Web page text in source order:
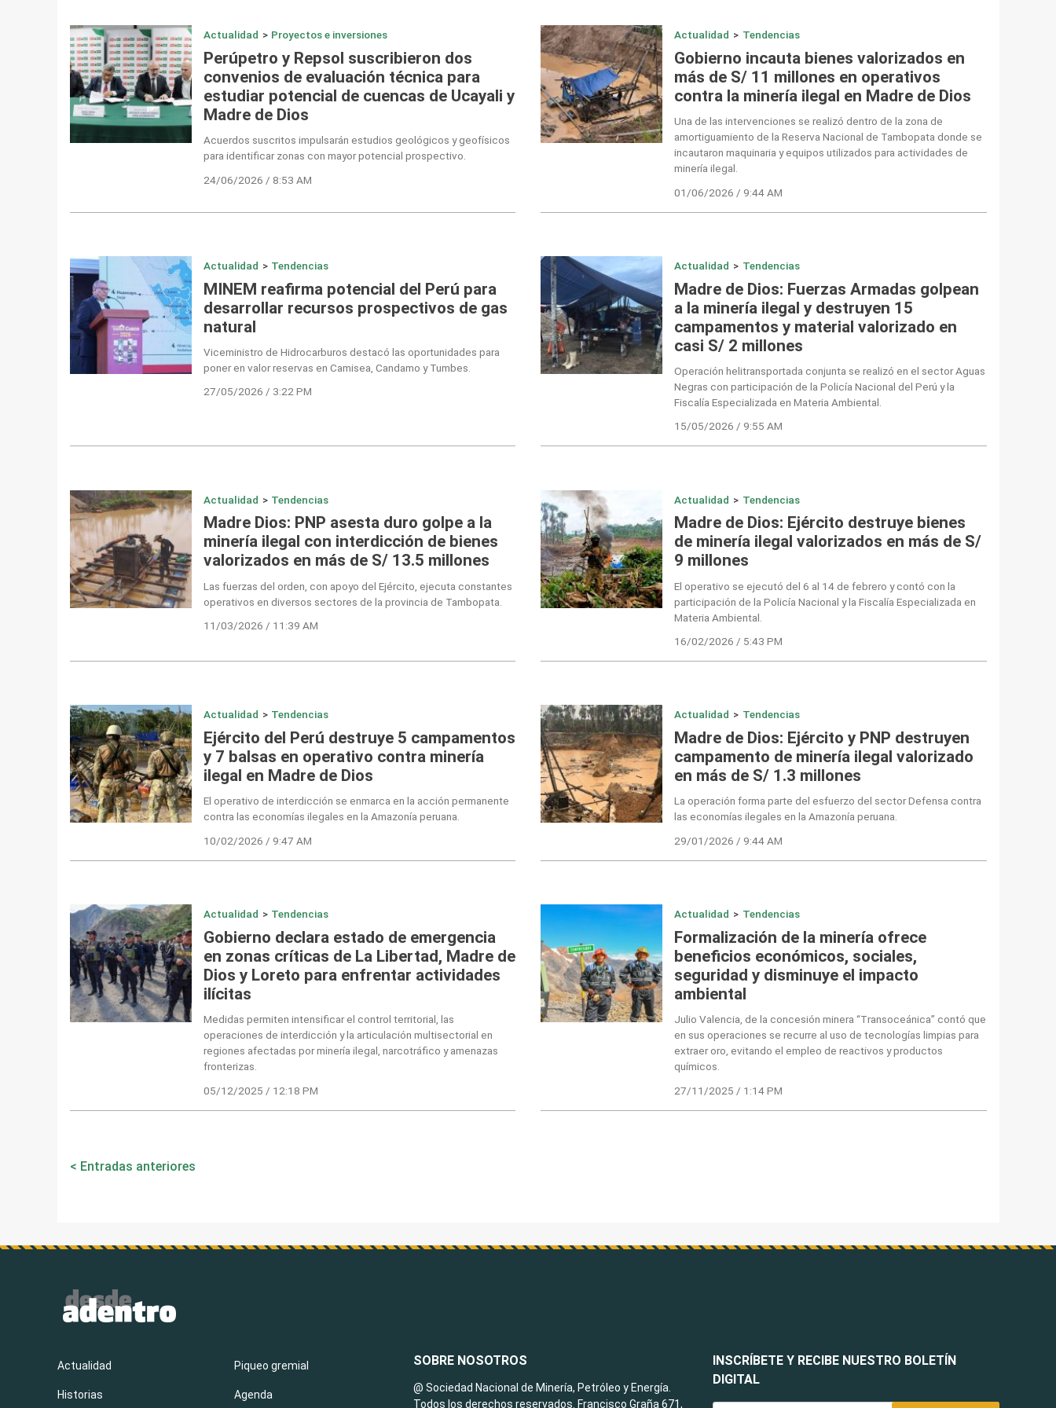
Actualidad > Proyectos e inversiones
Perúpetro y Repsol suscribieron dos
convenios de evaluación técnica para
estudiar potencial de cuencas de Ucayali y
Madre de Dios
Acuerdos suscritos impulsarán estudios geológicos y geofísicos
para identificar zonas con mayor potencial prospectivo.
24/06/2026 / 8:53 AM
Actualidad > Tendencias
Gobierno incauta bienes valorizados en
más de S/ 11 millones en operativos
contra la minería ilegal en Madre de Dios
Una de las intervenciones se realizó dentro de la zona de
amortiguamiento de la Reserva Nacional de Tambopata donde se
incautaron maquinaria y equipos utilizados para actividades de
minería ilegal.
01/06/2026 / 9:44 AM
Actualidad > Tendencias
MINEM reafirma potencial del Perú para
desarrollar recursos prospectivos de gas
natural
Viceministro de Hidrocarburos destacó las oportunidades para
poner en valor reservas en Camisea, Candamo y Tumbes.
27/05/2026 / 3:22 PM
Actualidad > Tendencias
Madre de Dios: Fuerzas Armadas golpean
a la minería ilegal y destruyen 15
campamentos y material valorizado en
casi S/ 2 millones
Operación helitransportada conjunta se realizó en el sector Aguas
Negras con participación de la Policía Nacional del Perú y la
Fiscalía Especializada en Materia Ambiental.
15/05/2026 / 9:55 AM
Actualidad > Tendencias
Madre Dios: PNP asesta duro golpe a la
minería ilegal con interdicción de bienes
valorizados en más de S/ 13.5 millones
Las fuerzas del orden, con apoyo del Ejército, ejecuta constantes
operativos en diversos sectores de la provincia de Tambopata.
11/03/2026 / 11:39 AM
Actualidad > Tendencias
Madre de Dios: Ejército destruye bienes
de minería ilegal valorizados en más de S/
9 millones
El operativo se ejecutó del 6 al 14 de febrero y contó con la
participación de la Policía Nacional y la Fiscalía Especializada en
Materia Ambiental.
16/02/2026 / 5:43 PM
Actualidad > Tendencias
Ejército del Perú destruye 5 campamentos
y 7 balsas en operativo contra minería
ilegal en Madre de Dios
El operativo de interdicción se enmarca en la acción permanente
contra las economías ilegales en la Amazonía peruana.
10/02/2026 / 9:47 AM
Actualidad > Tendencias
Madre de Dios: Ejército y PNP destruyen
campamento de minería ilegal valorizado
en más de S/ 1.3 millones
La operación forma parte del esfuerzo del sector Defensa contra
las economías ilegales en la Amazonía peruana.
29/01/2026 / 9:44 AM
Actualidad > Tendencias
Gobierno declara estado de emergencia
en zonas críticas de La Libertad, Madre de
Dios y Loreto para enfrentar actividades
ilícitas
Medidas permiten intensificar el control territorial, las
operaciones de interdicción y la articulación multisectorial en
regiones afectadas por minería ilegal, narcotráfico y amenazas
fronterizas.
05/12/2025 / 12:18 PM
Actualidad > Tendencias
Formalización de la minería ofrece
beneficios económicos, sociales,
seguridad y disminuye el impacto
ambiental
Julio Valencia, de la concesión minera “Transoceánica” contó que
en sus operaciones se recurre al uso de tecnologías limpias para
extraer oro, evitando el empleo de reactivos y productos
químicos.
27/11/2025 / 1:14 PM
Navegación
Entradas anteriores
INSCRÍBETE Y RECIBE NUESTRO BOLETÍN
DIGITAL
Actualidad
Historias
Piqueo gremial
Agenda
SOBRE NOSOTROS
@ Sociedad Nacional de Minería, Petróleo y Energía.
Todos los derechos reservados. Francisco Graña 671,